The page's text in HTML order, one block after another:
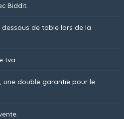
Biddit.
de table lors de la
tva.
une double garantie pour le